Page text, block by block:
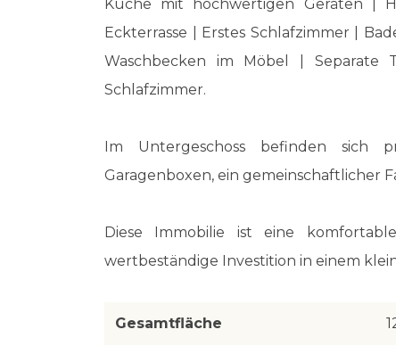
Küche mit hochwertigen Geräten |
Eckterrasse | Erstes Schlafzimmer |
Waschbecken im Möbel | Separate
Schlafzimmer.
Im Untergeschoss befinden sich
Garagenboxen, ein gemeinschaftlicher
Diese Immobilie ist eine
wertbeständige Investition in einem
Gesamtfläche